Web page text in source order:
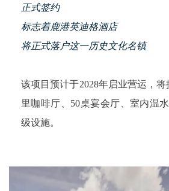
正式签约
标志着鹿港英迪格酒店
将正式落户这一历史文化名镇
该项目预计于2028年启业营运，
里咖啡厅、50桌宴会厅、室内温
级设施。